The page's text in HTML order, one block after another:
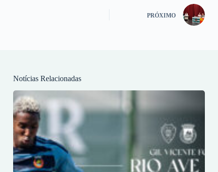
PRÓXIMO
Notícias Relacionadas